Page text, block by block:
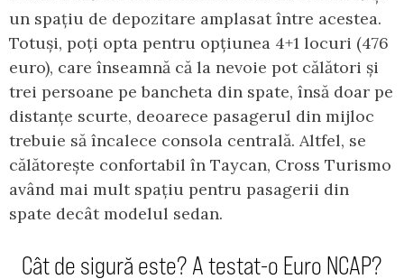
un spațiu de depozitare amplasat între acestea.
Totuși, poți opta pentru opțiunea 4+1 locuri (476
euro), care înseamnă că la nevoie pot călători și
trei persoane pe bancheta din spate, însă doar pe
distanțe scurte, deoarece pasagerul din mijloc
trebuie să încalece consola centrală. Altfel, se
călătorește confortabil în Taycan, Cross Turismo
având mai mult spațiu pentru pasagerii din
spate decât modelul sedan.
Cât de sigură este? A testat-o Euro NCAP?